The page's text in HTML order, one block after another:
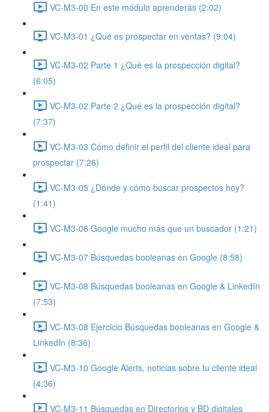
VC-M3-00 En este módulo aprenderás (2:02)
VC-M3-01 ¿Qué es prospectar en ventas? (9:04)
VC-M3-02 Parte 1 ¿Qué es la prospección digital?
(6:05)
VC-M3-02 Parte 2 ¿Qué es la prospección digital?
(7:37)
VC-M3-03 Cómo definir el perfil del cliente ideal para
prospectar (7:26)
VC-M3-05 ¿Dónde y cómo buscar prospectos hoy?
(1:41)
VC-M3-06 Google mucho más que un buscador (1:21)
VC-M3-07 Búsquedas booleanas en Google (8:58)
VC-M3-08 Búsquedas booleanas en Google & LinkedIn
(7:53)
VC-M3-08 Ejercicio Búsquedas booleanas en Google &
LinkedIn (8:36)
VC-M3-10 Google Alerts, noticias sobre tu cliente ideal
(4:36)
VC-M3-11 Búsquedas en Directorios y BD digitales